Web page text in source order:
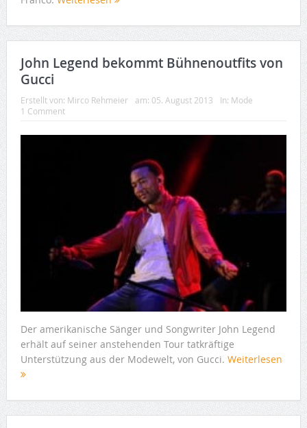
John Legend bekommt Bühnenoutfits von
Gucci
Erstellt von: Mirco Rehmeier am: 05. August 2013 In: Mode
1 Comment
Der amerikanische Sänger und Songwriter John Legend
erhält auf seiner anstehenden Tour tatkräftige
Unterstützung aus der Modewelt, von Gucci. Weiterlesen